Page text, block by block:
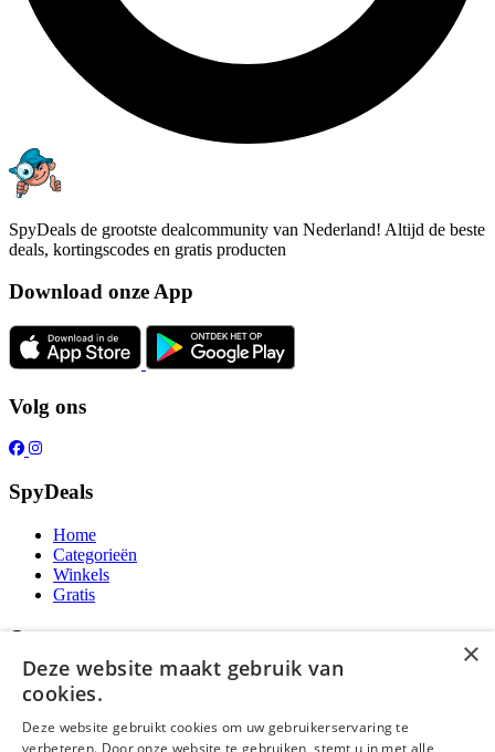
SpyDeals de grootste dealcommunity van Nederland! Altijd de beste
deals, kortingscodes en gratis producten
Download onze App
Volg ons
SpyDeals
Home
Categorieën
Winkels
Gratis
Over ons
Over ons
Contact
Publicatieregels
×
Deze website maakt gebruik van
cookies.
Deze website gebruikt cookies om uw gebruikerservaring te
verbeteren. Door onze website te gebruiken, stemt u in met alle